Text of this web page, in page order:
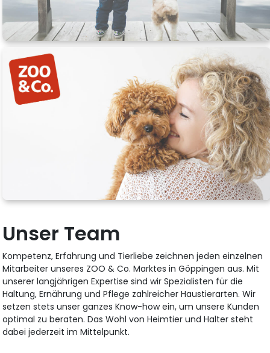
Unser Team
Kompetenz, Erfahrung und Tierliebe zeichnen jeden einzelnen
Mitarbeiter unseres ZOO & Co. Marktes in Göppingen aus. Mit
unserer langjährigen Expertise sind wir Spezialisten für die
Haltung, Ernährung und Pflege zahlreicher Haustierarten. Wir
setzen stets unser ganzes Know-how ein, um unsere Kunden
optimal zu beraten. Das Wohl von Heimtier und Halter steht
dabei jederzeit im Mittelpunkt.